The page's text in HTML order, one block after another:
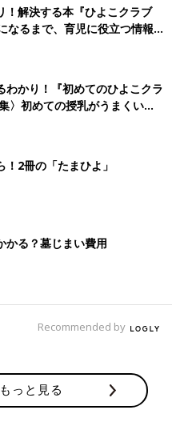
！解決する本『ひよこクラブ
るまで、育児に役立つ情報が
わかり！『初めてのひよこクラ
〉初めての授乳がうまくい
の基本と夏のトラブル 解決テ
2冊の「たまひよ」
かる？墓じまい費用
Recommended by
っと見る